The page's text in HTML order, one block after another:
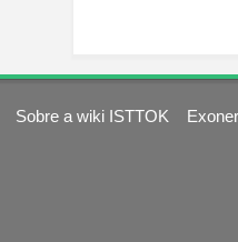
Sobre a wiki ISTTOK